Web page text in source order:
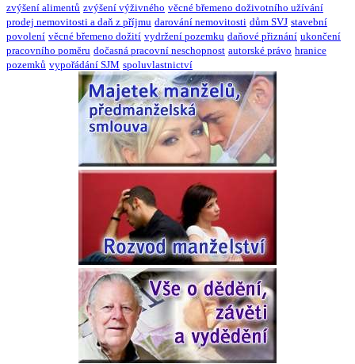
zvýšení alimentů zvýšení výživného věcné břemeno doživotního užívání
prodej nemovitosti a daň z příjmu darování nemovitosti dům SVJ stavební
povolení věcné břemeno dožití vydržení pozemku daňové přiznání ukončení
pracovního poměru dočasná pracovní neschopnost autorské právo hranice
pozemků vypořádání SJM spoluvlastnictví